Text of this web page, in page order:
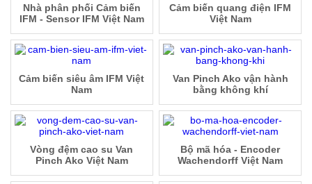
Nhà phân phối Cảm biến
IFM - Sensor IFM Việt Nam
Cảm biến quang điện IFM
Việt Nam
Cảm biến siêu âm IFM Việt
Nam
Van Pinch Ako vận hành
bằng không khí
Vòng đệm cao su Van
Pinch Ako Việt Nam
Bộ mã hóa - Encoder
Wachendorff Việt Nam